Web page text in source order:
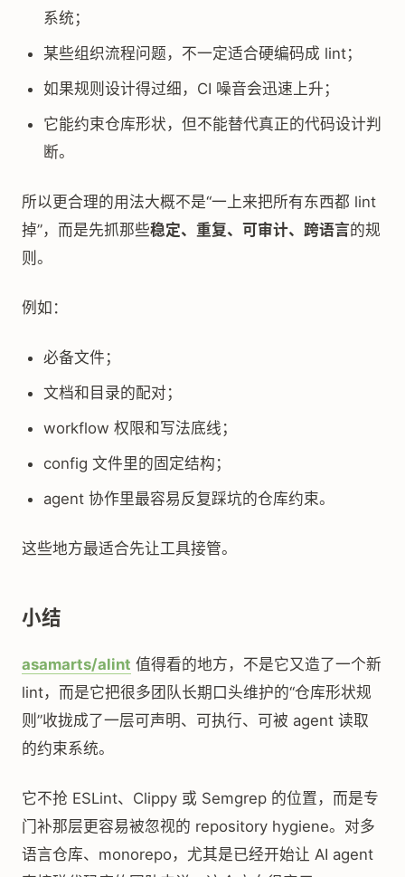
系统；
某些组织流程问题，不一定适合硬编码成 lint；
如果规则设计得过细，CI 噪音会迅速上升；
它能约束仓库形状，但不能替代真正的代码设计判
断。
所以更合理的用法大概不是“一上来把所有东西都 lint
掉”，而是先抓那些稳定、重复、可审计、跨语言的规
则。
例如：
必备文件；
文档和目录的配对；
workflow 权限和写法底线；
config 文件里的固定结构；
agent 协作里最容易反复踩坑的仓库约束。
这些地方最适合先让工具接管。
小结
asamarts/alint 值得看的地方，不是它又造了一个新
lint，而是它把很多团队长期口头维护的“仓库形状规
则”收拢成了一层可声明、可执行、可被 agent 读取
的约束系统。
它不抢 ESLint、Clippy 或 Semgrep 的位置，而是专
门补那层更容易被忽视的 repository hygiene。对多
语言仓库、monorepo，尤其是已经开始让 AI agent